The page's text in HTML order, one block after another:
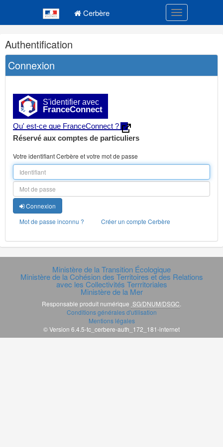
Cerbère Toggle
Navigation
et
outils
annexes
Authentification
Connexion
S'identifier avec
FranceConnect
Qu' est-ce que FranceConnect ?
Réservé aux comptes de particuliers
Votre identifiant Cerbère et votre mot de passe
Connexion
Mot de passe inconnu ?
Créer un compte Cerbère
Ministère de la Transition Écologique
Ministère de la Cohésion des Territoires et des Relations
avec les Collectivités Terrritoriales
Ministère de la Mer
Responsable produit numérique SG/DNUM/DSGC.
Conditions générales d'utilisation
Mentions légales
© Version 6.4.5-tc_cerbere-auth_172_181-internet